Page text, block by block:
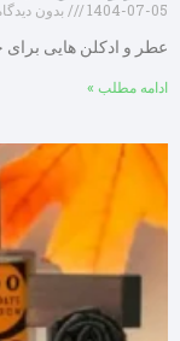
1404-07-05
بدون
عطر و ادکلن هایی
ادامه مطلب »